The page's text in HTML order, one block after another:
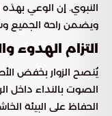
النبوي. إن الوعي
ويضمن راحة الجميع
التزام الهدوء
يُنصح الزوار بخفض
الصوت بالنداء داخل
الحفاظ على البيئة